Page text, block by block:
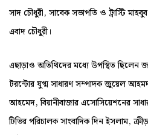
সাদ চৌধুরী, সাবেক সভাপতি ও ট্রাস্টি
এবাদ চৌধুরী।
এছাড়াও অতিথিদের মধ্যে উপস্থিত ছিলেন
টরন্টোর যুগ্ম সাধারণ সম্পাদক জুয়েল
আহমেদ, বিয়ানীবাজার এসোসিয়েশনের
টিভির পরিচালক সাংবাদিক দিন ইসলাম,